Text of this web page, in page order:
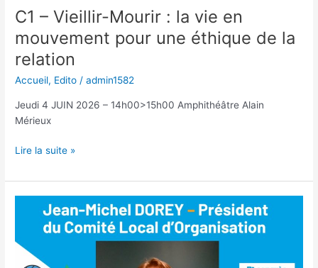
C1 – Vieillir-Mourir : la vie en
mouvement pour une éthique de la
relation
Accueil, Edito /admin1582
Jeudi 4 JUIN 2026 – 14h00>15h00 Amphithéâtre Alain
Mérieux
C1
Vieillir-
Mourir
vie
Lire la suite »